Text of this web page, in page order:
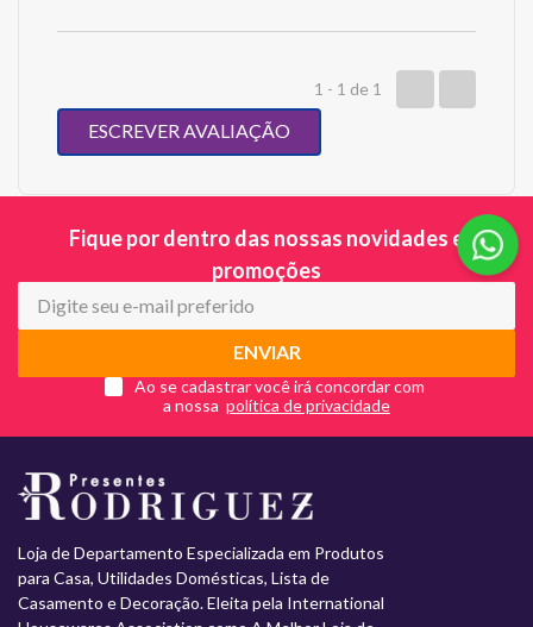
1 - 1 de 1
ESCREVER AVALIAÇÃO
Fique por dentro das nossas novidades e
promoções
ENVIAR
Ao se cadastrar você irá concordar com
a nossa
Loja de Departamento Especializada em Produtos
para Casa, Utilidades Domésticas, Lista de
Casamento e Decoração. Eleita pela International